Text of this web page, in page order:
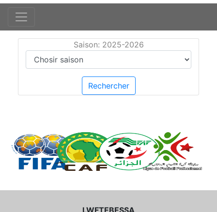
Saison: 2025-2026
Rechercher
LWFTEBESSA